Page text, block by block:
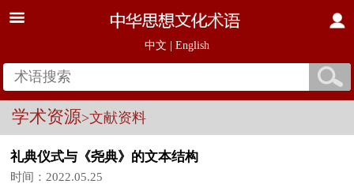
中文 English
学术资源>文献资料
礼典仪式与《尧典》的文本结构
时间：2022.05.25